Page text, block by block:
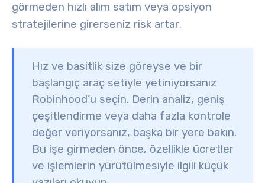
görmeden hızlı alım satım veya opsiyon
stratejilerine girerseniz risk artar.
Hız ve basitlik size göreyse ve bir
başlangıç araç setiyle yetiniyorsanız
Robinhood’u seçin. Derin analiz, geniş
çeşitlendirme veya daha fazla kontrole
değer veriyorsanız, başka bir yere bakın.
Bu işe girmeden önce, özellikle ücretler
ve işlemlerin yürütülmesiyle ilgili küçük